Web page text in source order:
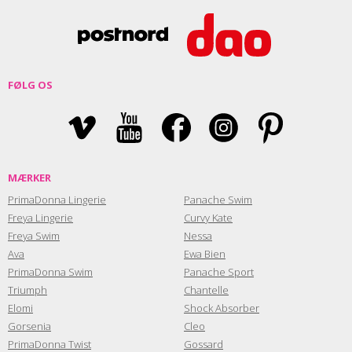
FØLG OS
MÆRKER
PrimaDonna Lingerie
Freya Lingerie
Freya Swim
Ava
PrimaDonna Swim
Triumph
Elomi
Gorsenia
PrimaDonna Twist
Panache Swim
Curvy Kate
Nessa
Ewa Bien
Panache Sport
Chantelle
Shock Absorber
Cleo
Gossard